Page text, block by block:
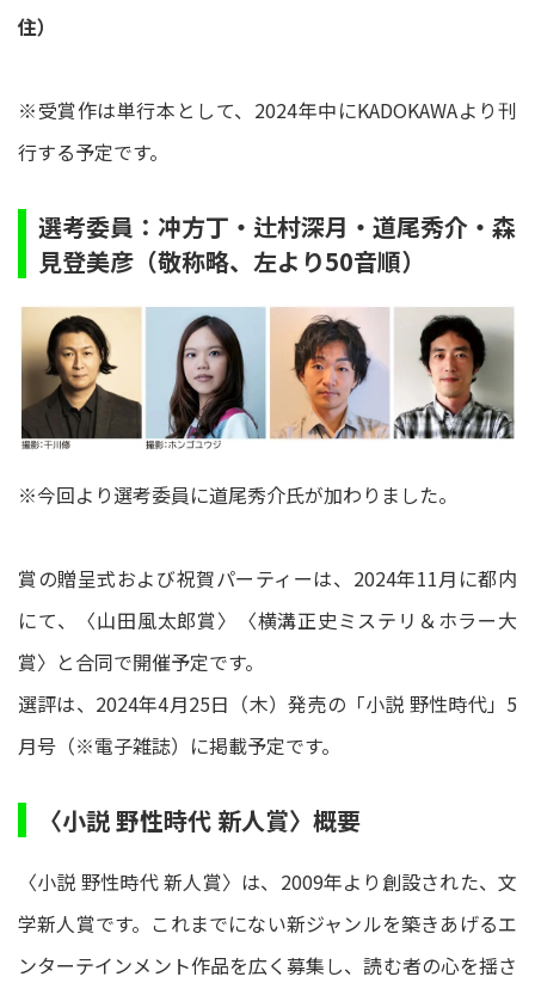
住）
※受賞作は単行本として、2024年中にKADOKAWAより刊
行する予定です。
選考委員：冲方丁・辻村深月・道尾秀介・森
見登美彦（敬称略、左より50音順）
※今回より選考委員に道尾秀介氏が加わりました。
賞の贈呈式および祝賀パーティーは、2024年11月に都内
にて、〈山田風太郎賞〉〈横溝正史ミステリ＆ホラー大
賞〉と合同で開催予定です。
選評は、2024年4月25日（木）発売の「小説 野性時代」5
月号（※電子雑誌）に掲載予定です。
〈小説 野性時代 新人賞〉概要
〈小説 野性時代 新人賞〉は、2009年より創設された、文
学新人賞です。これまでにない新ジャンルを築きあげるエ
ンターテインメント作品を広く募集し、読む者の心を揺さ